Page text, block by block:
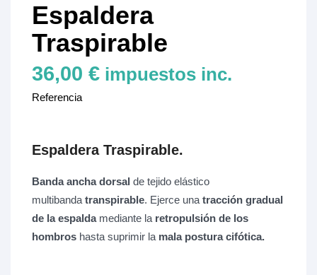
Espaldera
Traspirable
36,00 € impuestos inc.
Referencia
Espaldera Traspirable.
Banda ancha dorsal de tejido elástico
multibanda transpirable. Ejerce una tracción gradual
de la espaldamediante la retropulsión de los
hombros hasta suprimir la mala postura cifótica.